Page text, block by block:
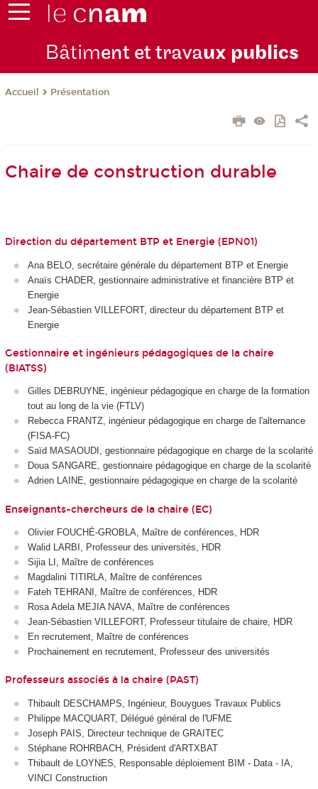
Bâtiment et travaux publics
Accueil Présentation
Chaire de construction durable
Direction du département BTP et Energie (EPN01)
Ana BELO, secrétaire générale du département BTP et Energie
Anaïs CHADER, gestionnaire administrative et financière BTP et
Energie
Jean-Sébastien VILLEFORT, directeur du département BTP et
Energie
Gestionnaire et ingénieurs pédagogiques de la chaire
(BIATSS)
Gilles DEBRUYNE, ingénieur pédagogique en charge de la formation
tout au long de la vie (FTLV)
Rebecca FRANTZ, ingénieur pédagogique en charge de l'alternance
(FISA-FC)
Saïd MASAOUDI, gestionnaire pédagogique en charge de la scolarité
Doua SANGARE, gestionnaire pédagogique en charge de la scolarité
Adrien LAINE, gestionnaire pédagogique en charge de la scolarité
Enseignants-chercheurs de la chaire (EC)
Olivier FOUCHÉ-GROBLA, Maître de conférences, HDR
Walid LARBI, Professeur des universités, HDR
Sijia LI, Maître de conférences
Magdalini TITIRLA, Maître de conférences
Fateh TEHRANI, Maître de conférences, HDR
Rosa Adela MEJIA NAVA, Maître de conférences
Jean-Sébastien VILLEFORT, Professeur titulaire de chaire, HDR
En recrutement, Maître de conférences
Prochainement en recrutement, Professeur des universités
Professeurs associés à la chaire (PAST)
Thibault DESCHAMPS, Ingénieur, Bouygues Travaux Publics
Philippe MACQUART, Délégué général de l'UFME
Joseph PAIS, Directeur technique de GRAITEC
Stéphane ROHRBACH, Président d'ARTXBAT
Thibault de LOYNES, Responsable déploiement BIM - Data - IA,
VINCI Construction